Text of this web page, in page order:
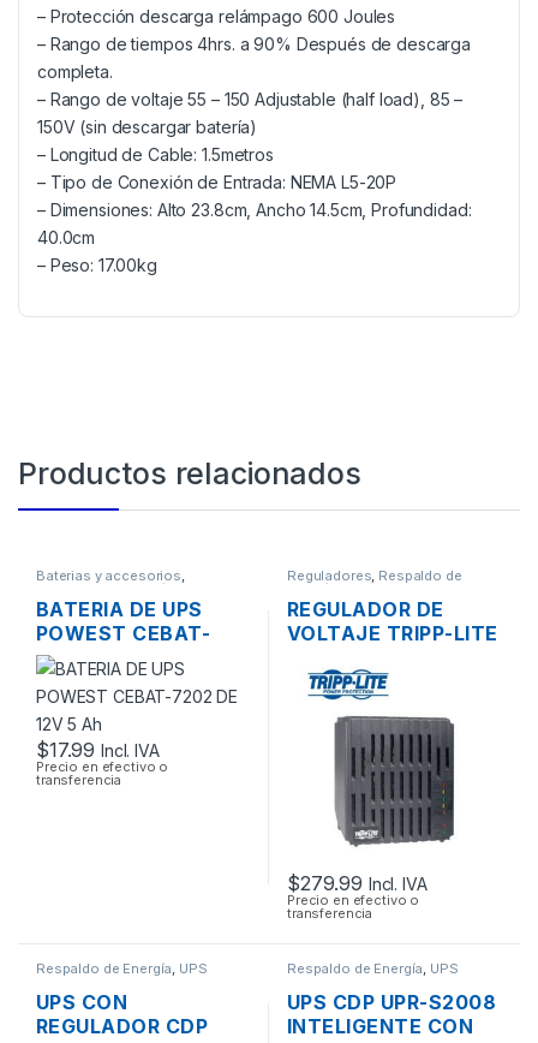
– Protección descarga relámpago 600 Joules
– Rango de tiempos 4hrs. a 90% Después de descarga
completa.
– Rango de voltaje 55 – 150 Adjustable (half load), 85 –
150V (sin descargar batería)
– Longitud de Cable: 1.5metros
– Tipo de Conexión de Entrada: NEMA L5-20P
– Dimensiones: Alto 23.8cm, Ancho 14.5cm, Profundidad:
40.0cm
– Peso: 17.00kg
Productos relacionados
Baterias y accesorios,
Respaldo de Energía
BATERIA DE UPS
POWEST CEBAT-
7202 DE 12V 5 AH
$17.99 Incl. IVA
Precio en efectivo o
transferencia
Reguladores, Respaldo de
Energía
REGULADOR DE
VOLTAJE TRIPP-LITE
TOMAS
$279.99 Incl. IVA
Precio en efectivo o
transferencia
Respaldo de Energía UPS
UPS CON
REGULADOR CDP
Respaldo de Energía UPS
UPS CDP UPR-S2008
INTELIGENTE CON